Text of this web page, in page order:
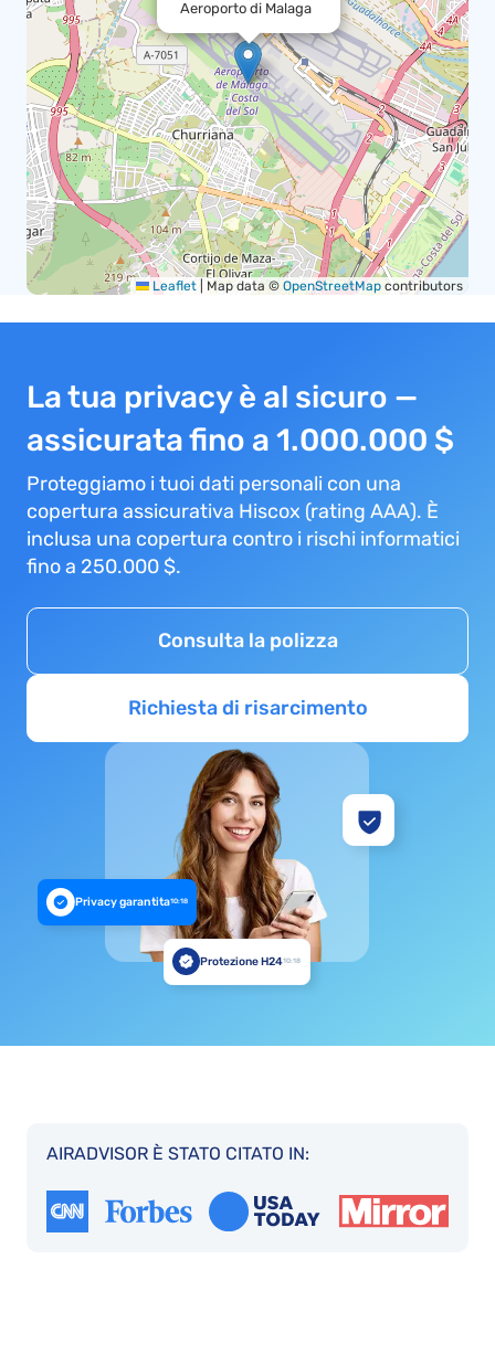
Aeroporto di Malaga
Leaflet Map data © OpenStreetMap contributors
La tua privacy è al sicuro —
assicurata fino a 1.000.000 $
Proteggiamo i tuoi dati personali con una
copertura assicurativa Hiscox (rating AAA). È
inclusa una copertura contro i rischi informatici
fino a 250.000 $.
Consulta la polizza
Richiesta di risarcimento
Privacy garantita10:18
Protezione H2410:18
AIRADVISOR È STATO CITATO IN: